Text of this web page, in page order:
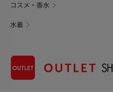
コスメ・香水
水着